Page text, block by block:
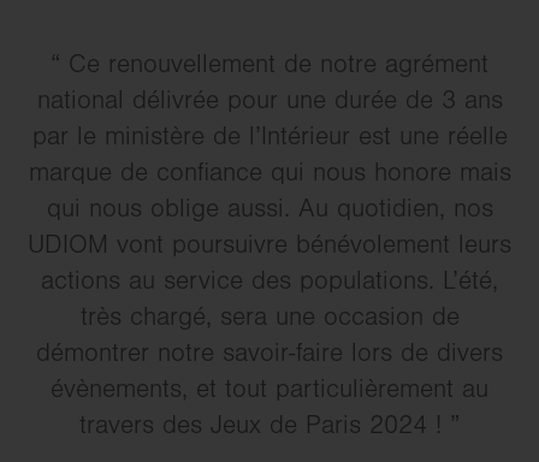
Ce renouvellement de notre agrément
national délivrée pour une durée de 3 ans
par le ministère de l’Intérieur est une réelle
marque de confiance qui nous honore mais
qui nous oblige aussi. Au quotidien, nos
UDIOM vont poursuivre bénévolement leurs
actions au service des populations. L’été,
très chargé, sera une occasion de
démontrer notre savoir-faire lors de divers
évènements, et tout particulièrement au
travers des Jeux de Paris 2024 !